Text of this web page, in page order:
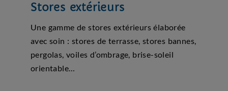
Stores extérieurs
Une gamme de stores extérieurs élaborée
avec soin : stores de terrasse, stores bannes,
pergolas, voiles d’ombrage, brise-soleil
orientable…